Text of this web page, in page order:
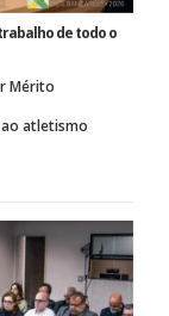
de todo o
Mérito
ao atletismo